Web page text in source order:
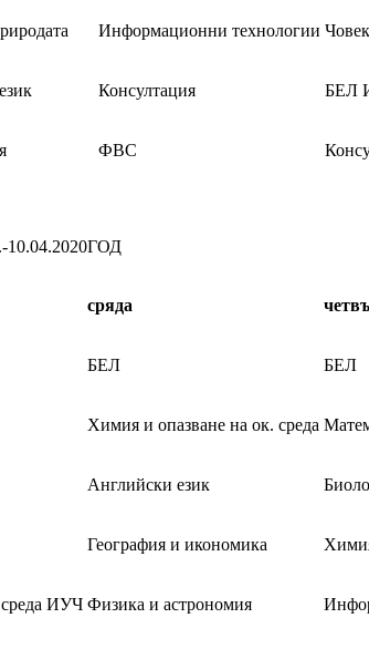
Информационни технологии
Консултация БЕЛ
ФВС
сряда
БЕЛ БЕЛ
Химия и опазване на ок. среда
Английски език
География и икономика
ИУЧ Физика и астрономия